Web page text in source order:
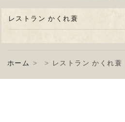
レストラン かくれ蓑
ホーム レストラン かくれ蓑